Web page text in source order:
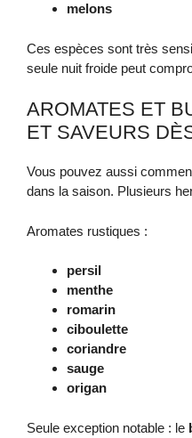
melons
Ces espèces sont très
seule nuit froide peut
AROMATES ET
ET SAVEURS
Vous pouvez aussi
dans la saison. Plusieurs
Aromates rustiques :
persil
menthe
romarin
ciboulette
coriandre
sauge
origan
Seule exception notable : le